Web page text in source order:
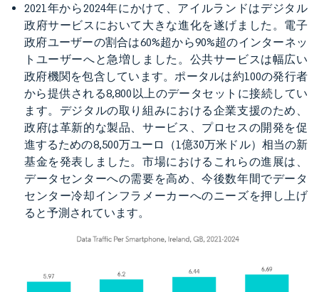
2021年から2024年にかけて、アイルランドはデジタル
政府サービスにおいて大きな進化を遂げました。電子
政府ユーザーの割合は60%超から90%超のインターネッ
トユーザーへと急増しました。公共サービスは幅広い
政府機関を包含しています。ポータルは約100の発行者
から提供される8,800以上のデータセットに接続してい
ます。デジタルの取り組みにおける企業支援のため、
政府は革新的な製品、サービス、プロセスの開発を促
進するための8,500万ユーロ（1億30万米ドル）相当の新
基金を発表しました。市場におけるこれらの進展は、
データセンターへの需要を高め、今後数年間でデータ
センター冷却インフラメーカーへのニーズを押し上げ
ると予測されています。